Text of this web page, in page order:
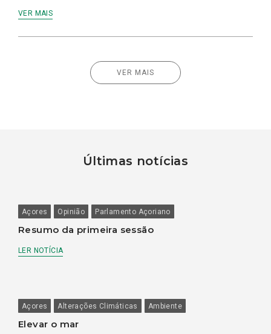
VER MAIS
VER MAIS
Últimas notícias
Açores Opinião Parlamento Açoriano
Resumo da primeira sessão
LER NOTÍCIA
Açores Alterações Climáticas Ambiente
Elevar o mar